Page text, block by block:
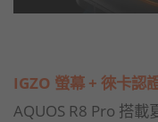
IGZO 螢幕 + 徠卡認
AQUOS R8 Pro 搭